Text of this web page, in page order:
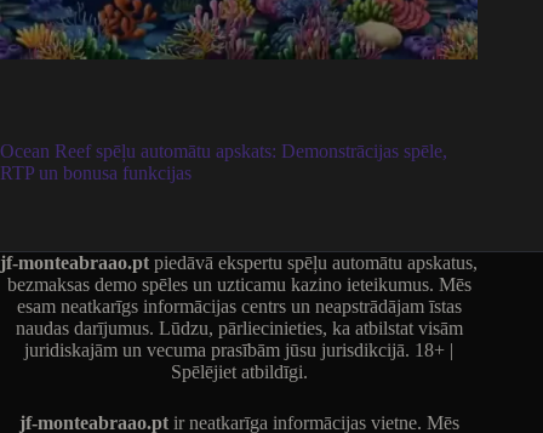
Ocean Reef spēļu automātu apskats: Demonstrācijas spēle,
RTP un bonusa funkcijas
jf-monteabraao.pt piedāvā ekspertu spēļu automātu apskatus,
bezmaksas demo spēles un uzticamu kazino ieteikumus. Mēs
esam neatkarīgs informācijas centrs un neapstrādājam īstas
naudas darījumus. Lūdzu, pārliecinieties, ka atbilstat visām
juridiskajām un vecuma prasībām jūsu jurisdikcijā. 18+ |
Spēlējiet atbildīgi.
jf-monteabraao.ptir neatkarīga informācijas vietne. Mēs